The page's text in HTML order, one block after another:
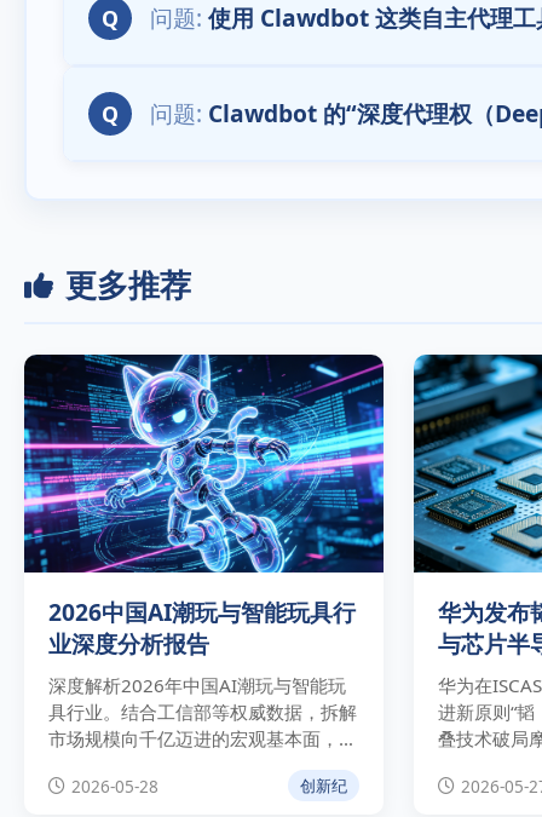
Q 使用 Clawdbot 这类自主代理
Q Clawdbot 的“深度代理权（
更多推荐
2026中国AI潮玩与智能玩具行
业深度分析报告
深度解析2026年中国AI潮玩与智能玩
具行业。结合工信部等权威数据，拆解
市场规模向千亿迈进的宏观基本面，分
析奥飞娱乐等巨头“自有IP+AI”的商业
实操路径与技术合规壁垒。
2026-05-28 创新纪
华为发布
与芯片半
华为在
进新原则“韬
叠技术破局
破及中美科
2026-05-